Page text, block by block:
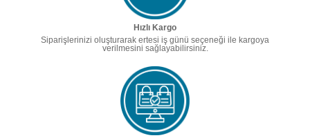
Hızlı Kargo
Siparişlerinizi oluşturarak ertesi iş günü seçeneği ile kargoya
verilmesini sağlayabilirsiniz.